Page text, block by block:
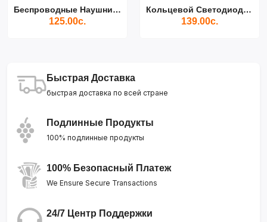
Беспроводные Наушники Air...
125.00с.
Кольцевой Светодиодный Св...
139.00с.
Быстрая Доставка
быстрая доставка по всей стране
Подлинные Продукты
100% подлинные продукты
100% Безопасный Платеж
We Ensure Secure Transactions
24/7 Центр Поддержки